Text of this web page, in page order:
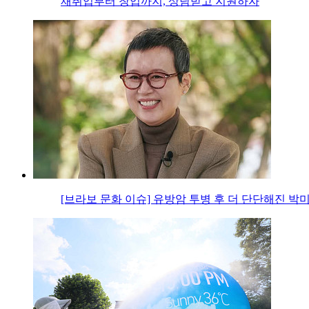
[브라보 문화 이슈] 유방암 투병 후 더 단단해진 박